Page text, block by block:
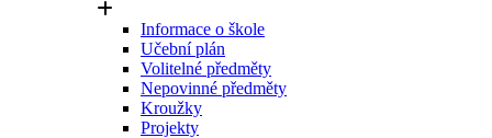
Informace o škole
Učební plán
Volitelné předměty
Nepovinné předměty
Kroužky
Projekty